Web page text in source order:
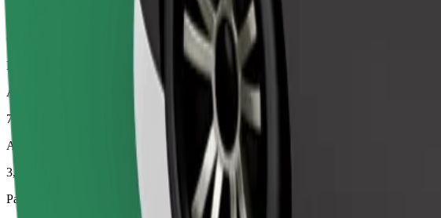
Comfort
Lielāki auto ar papildu vietu kājām un mantām
Aptuvenais brauciena ilgums
7 min
Aptuvenais attālums
3,2 km
Pasažieri